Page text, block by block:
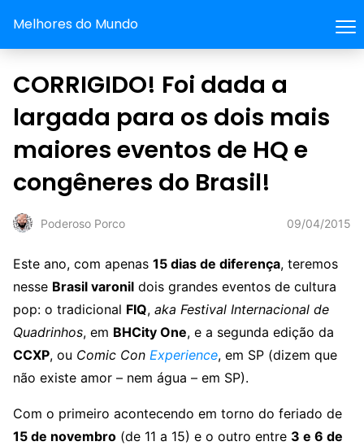
Melhores do Mundo
CORRIGIDO! Foi dada a
largada para os dois mais
maiores eventos de HQ e
congêneres do Brasil!
Poderoso Porco 09/04/2015
Este ano, com apenas 15 dias de diferença, teremos
nesse Brasil varonil dois grandes eventos de cultura
pop: o tradicional FIQ, aka Festival Internacional de
Quadrinhos, em BHCity One, e a segunda edição da
CCXP, ou Comic Con Experience, em SP (dizem que
não existe amor – nem água – em SP).
Com o primeiro acontecendo em torno do feriado de
15 de novembro (de 11 a 15) e o outro entre 3 e 6 de